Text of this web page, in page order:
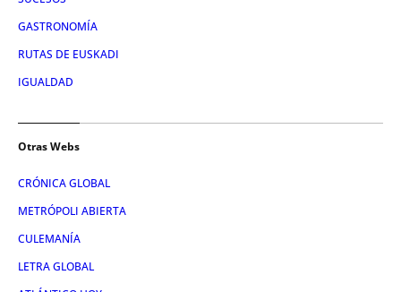
GASTRONOMÍA
RUTAS DE EUSKADI
IGUALDAD
Otras Webs
CRÓNICA GLOBAL
METRÓPOLI ABIERTA
CULEMANÍA
LETRA GLOBAL